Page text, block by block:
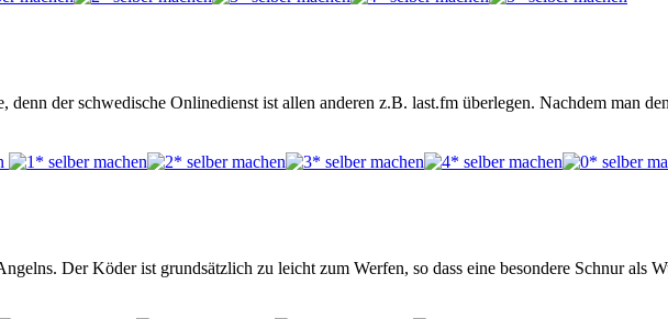
der schwedische Onlinedienst ist allen anderen z.B. last.fm überlegen. Nachdem man
Der Köder ist grundsätzlich zu leicht zum Werfen, so dass eine besondere Schnur als